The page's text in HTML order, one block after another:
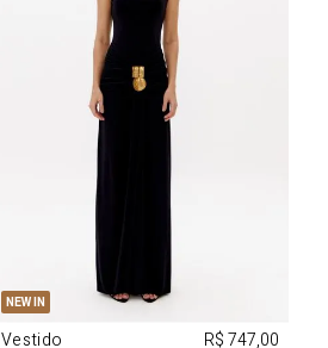
NEW IN
PP M
Vestido R$ 747,00